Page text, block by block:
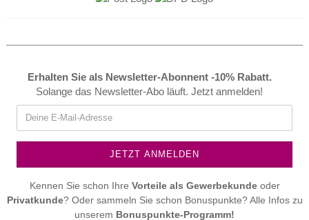
Erhalten Sie als Newsletter-Abonnent -10% Rabatt.
Solange das Newsletter-Abo läuft. Jetzt anmelden!
Kennen Sie schon Ihre Vorteile als Gewerbekundeoder
Privatkunde? Oder sammeln Sie schon Bonuspunkte? Alle Infos zu
unserem Bonuspunkte-Programm!